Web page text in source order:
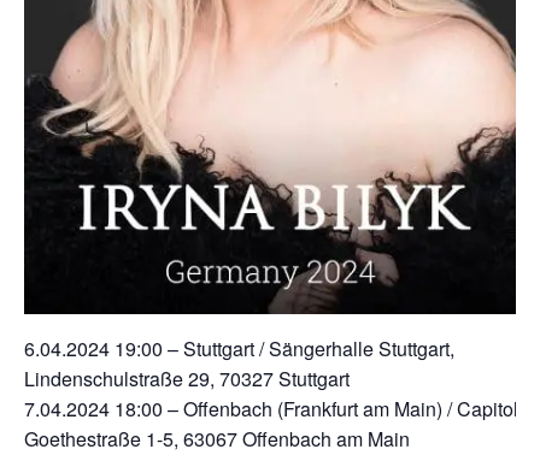
6.04.2024 19:00 – Stuttgart / Sängerhalle Stuttgart,
Lindenschulstraße 29, 70327 Stuttgart
7.04.2024 18:00 – Offenbach (Frankfurt am Main) / Capitol
Goethestraße 1-5, 63067 Offenbach am Main